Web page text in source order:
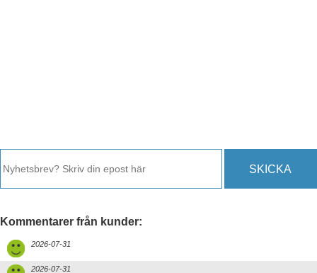
SKICKA
Kommentarer från kunder:
2026-07-31
2026-07-31